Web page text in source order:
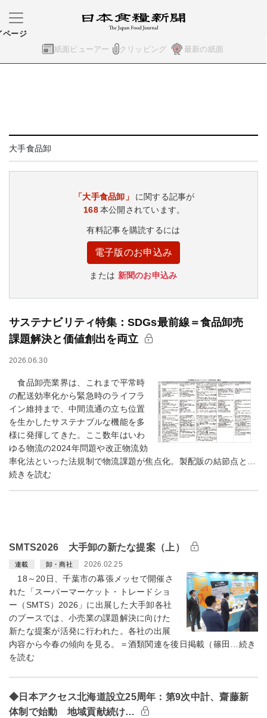
紙面ビューアー クリッピング 最新の紙面
ページ
大手食品卸
「大手食品卸」
に関する記事が
168本公開されています。
有料記事を購読するには
電子版のお申込み
または 新聞のお申込み
サステナビリティ特集：SDGs最前線＝食品卸売
課題解決と価値創出を両立
2026.06.30
食品卸売業界は、これまで平常時
の配送効率化から緊急時のライフラ
イン維持まで、中間流通の立ち位置
を生かしたサステナブルな機能を多
様に発揮してきた。ここ数年はいわ
ゆる物流の2024年問題や改正物流効
率化法といった法規制で物流課題が焦点化。製配販の結節点と…
続きを読む
SMTS2026 大手卸の新たな提案（上）
連載 卸・商社 2026.02.25
18～20日、千葉市の幕張メッセで開催さ
れた「スーパーマーケット・トレードショ
ー（SMTS）2026」に出展した大手卸各社
のブースでは、小売業の課題解決に向けた
新たな提案が活発に行われた。各社の出展
内容から今春の傾向を見る。＝酒類関連を後日掲載（篠田…続き
を読む
◆日本アクセス北海道設立25周年：第9次中計、齋藤新
体制で始動 地域貢献続け…